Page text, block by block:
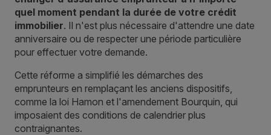
quel moment pendant la durée de votre crédit
immobilier. Il n'est plus nécessaire d'attendre une date
anniversaire ou de respecter une période particulière
pour effectuer votre demande.
Cette réforme a simplifié les démarches des
emprunteurs en remplaçant les anciens dispositifs,
comme la loi Hamon et l'amendement Bourquin, qui
imposaient des conditions de calendrier plus
contraignantes.